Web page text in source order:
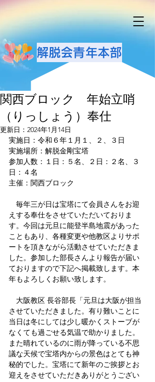
解脱会青年本部
関西ブロック 年始立哨
（りっしょう）奉仕
更新日： 2024年1月14日
実施日：令和６年１月１、２、３日
実施場所：解脱金剛宝塔
参加人数：１日：５名、２日：２名、３
日：４名
主催：関西ブロック
毎年三が日は宝塔にて会員さんをお迎
えする奉仕をさせていただいておりま
す。今回は元旦に能登半島地震があった
こともあり、各種変更や他教区よりサポ
ートを頂きながら活動させていただきま
した。参加した部長さんより報告が届い
ておりますので下記へ掲載致します。本
年もよろしくお願い致します。
大阪教区 長谷部長「元旦は大阪が担当
させていただきました。有り難いことに
当日は冬にしては少し暖かくストーブが
なくても過ごせる気温で助かりました。
また晴れているのに雨が降っている不思
議な天候で宝塔内からの景色はとても神
秘的でした。宝塔にて新年のご挨拶とお
迎えをさせていただきありがとうござい